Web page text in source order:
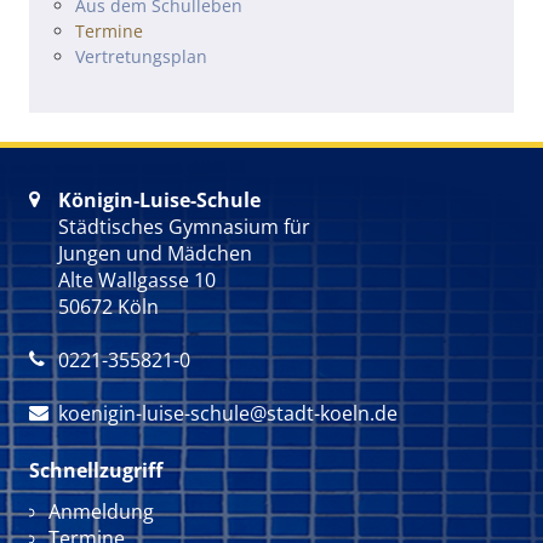
Navigation überspringen
Aus dem Schulleben
Termine
Vertretungsplan

Königin-Luise-Schule
Städtisches Gymnasium für
Jungen und Mädchen
Alte Wallgasse 10
50672 Köln
 0221-355821-0
 koenigin-luise-schule@stadt-koeln.de
Schnellzugriff
Navigation überspringen
Anmeldung